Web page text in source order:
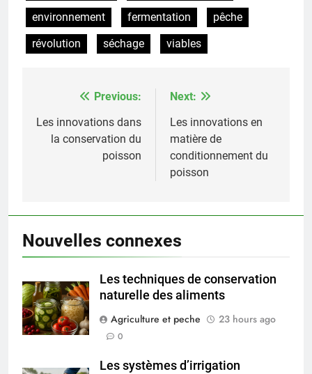
environnement
fermentation
pêche
révolution
séchage viables
navigation
Previous:
Les innovations dans
la conservation du
poisson
Next:
Les innovations en
matière de
conditionnement du
poisson
Nouvelles connexes
Les techniques de conservation
naturelle des aliments
Agriculture et peche
23 hours ago
0
Les systèmes d’irrigation